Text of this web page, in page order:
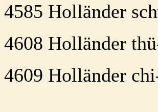
4585 Holländer
4608 Holländer
4609 Holländer